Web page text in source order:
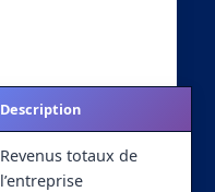
Description
Revenus totaux de
l’entreprise